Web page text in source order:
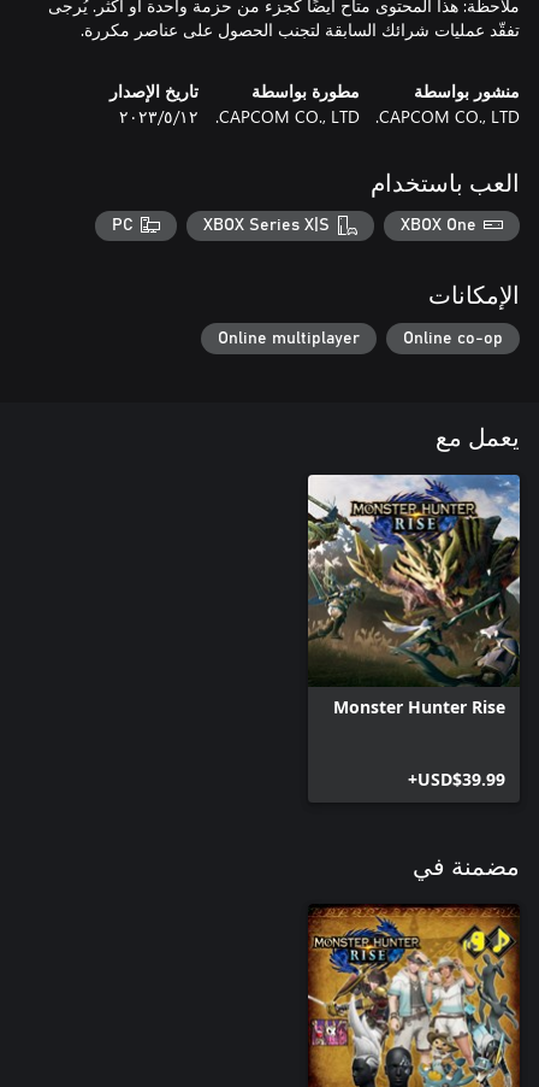
ملاحظة: هذا المحتوى متاح أيضًا كجزء من حزمة واحدة أو أكثر. يُرجى
تفقّد عمليات شرائك السابقة لتجنب الحصول على عناصر مكررة.
منشور بواسطة
CAPCOM CO., LTD.
مطورة بواسطة
CAPCOM CO., LTD.
تاريخ الإصدار
١٢‏/٥‏/٢٠٢٣
العب باستخدام
XBOX One
XBOX Series X|S
PC
الإمكانات
Online co-op
Online multiplayer
يعمل مع
Monster Hunter Rise
USD$39.99+
مضمنة في